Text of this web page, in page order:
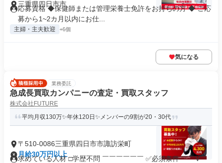
三重県四日市市
応募資格 ◆保健師または管理栄養士免許をお持ちの方 ◆ ご応
募から1~2カ月以内にお仕...
主婦・主夫歓迎 +6個
気になる
業務委託
急成長買取カンパニーの査定・買取スタッフ
株式会社FUTURE
平均月収130万✨年休120日✨メンバーの9割が20・30代
〒510-0086三重県四日市市諏訪栄町
月給30万円以上
求めている人材 □学歴不問 ￣￣￣￣￣￣ ✅必須条件 ￣￣V￣